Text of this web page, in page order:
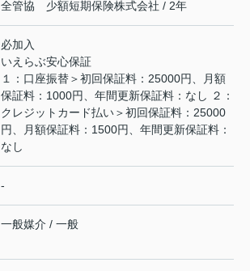
全管協 少額短期保険株式会社 / 2年
必加入
いえらぶ安心保証
１：口座振替＞初回保証料：25000円、月額
保証料：1000円、年間更新保証料：なし ２：
クレジットカード払い＞初回保証料：25000
円、月額保証料：1500円、年間更新保証料：
なし
-
一般媒介 / 一般